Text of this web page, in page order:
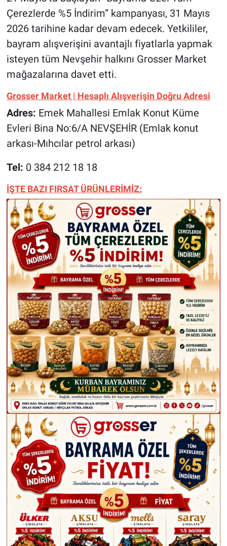
Çerezlerde %5 İndirim” kampanyası, 31 Mayıs
2026 tarihine kadar devam edecek. Yetkililer,
bayram alışverişini avantajlı fiyatlarla yapmak
isteyen tüm Nevşehir halkını Grosser Market
mağazalarına davet etti.
Grosser Market | Hesaplı Alışverişin Doğru Adresi
Adres: Emek Mahallesi Emlak Konut Küme
Evleri Bina No:6/A NEVŞEHİR (Emlak konut
arkası-Mıhcılar petrol arkası)
Tel: 0 384 212 18 18
İŞTE BAZI FIRSAT ÜRÜNLERİMİZ: